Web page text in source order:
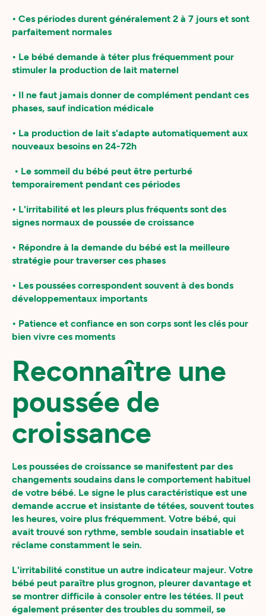
• Ces périodes durent généralement 2 à 7 jours et sont
parfaitement normales
• Le bébé demande à téter plus fréquemment pour
stimuler la production de lait maternel
• Il ne faut jamais donner de complément pendant ces
phases, sauf indication médicale
• La production de lait s'adapte automatiquement aux
nouveaux besoins en 24-72h
• Le sommeil du bébé peut être perturbé
temporairement pendant ces périodes
• L'irritabilité et les pleurs plus fréquents sont des
signes normaux de poussée de croissance
• Répondre à la demande du bébé est la meilleure
stratégie pour traverser ces phases
• Les poussées correspondent souvent à des bonds
développementaux importants
• Patience et confiance en son corps sont les clés pour
bien vivre ces moments
Reconnaître une
poussée de
croissance
Les poussées de croissance se manifestent par des
changements soudains dans le comportement habituel
de votre bébé. Le signe le plus caractéristique est une
demande accrue et insistante de tétées, souvent toutes
les heures, voire plus fréquemment. Votre bébé, qui
avait trouvé son rythme, semble soudain insatiable et
réclame constamment le sein.
L'irritabilité constitue un autre indicateur majeur. Votre
bébé peut paraître plus grognon, pleurer davantage et
se montrer difficile à consoler entre les tétées. Il peut
également présenter des troubles du sommeil, se